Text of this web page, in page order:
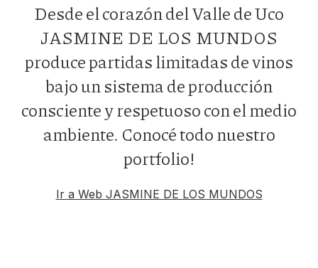
Desde el corazón del Valle de Uco
JASMINE DE LOS MUNDOS
produce partidas limitadas de vinos
bajo un sistema de producción
consciente y respetuoso con el medio
ambiente. Conocé todo nuestro
portfolio!
Ir a Web JASMINE DE LOS MUNDOS